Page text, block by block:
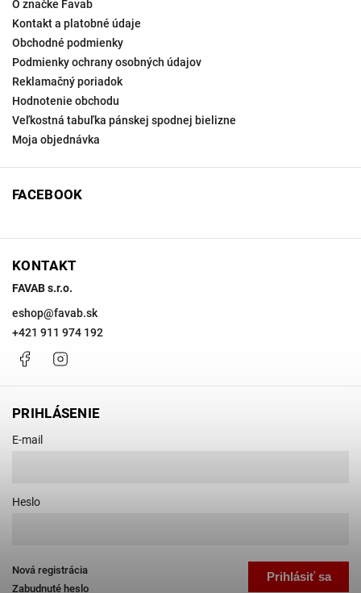
O značke Favab
Kontakt a platobné údaje
Obchodné podmienky
Podmienky ochrany osobných údajov
Reklamačný poriadok
Hodnotenie obchodu
Veľkostná tabuľka pánskej spodnej bielizne
Moja objednávka
FACEBOOK
KONTAKT
FAVAB s.r.o.
eshop@favab.sk
+421 911 974 192
Facebook
PRIHLÁSENIE
E-mail
Heslo
Prihlásiť sa
Nová registrácia
Zabudnuté heslo